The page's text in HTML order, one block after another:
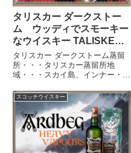
タリスカー ダークストー
ム ウッディでスモーキー
なウイスキー TALISKER
DARK STORM
タリスカー ダークストーム蒸留
所・・・タリスカー蒸留所地
域・・・スカイ島、インナー・ヘ
面を焦がしたオーク樽アルコール
度数・・・45.8 %タリスカー ダ
ークストームスカイ島で唯一のシ
ングルモルトウイスキー蒸留所...
スコッチウイスキー